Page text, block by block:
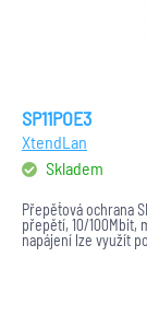
SP11POE3
XtendLan
Skladem
Přepěťová ochrana
přepětí, 10/100Mbit,
napájení lze využít